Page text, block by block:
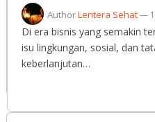
AuthorLentera Sehat—
Di era bisnis yang semakin
isu lingkungan, sosial, dan
keberlanjutan…